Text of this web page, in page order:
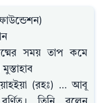
সময় তাপ কমে
(রহঃ) … আবূ